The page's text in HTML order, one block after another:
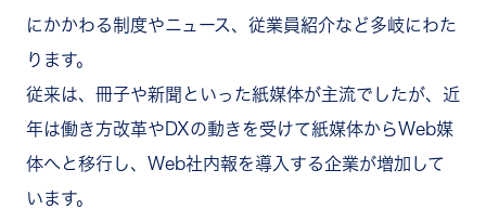
まとめ
にかかわる制度やニュース、従業員紹介など多岐にわた
ります。
従来は、冊子や新聞といった紙媒体が主流でしたが、近
年は働き方改革やDXの動きを受けて紙媒体からWeb媒
体へと移行し、Web社内報を導入する企業が増加して
います。